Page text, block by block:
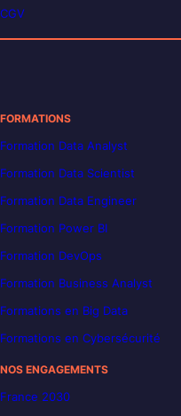
CGV
FORMATIONS
Formation Data Analyst
Formation Data Scientist
Formation Data Engineer
Formation Power BI
Formation DevOps
Formation Business Analyst
Formations en Big Data
Formations en Cybersécurité
NOS ENGAGEMENTS
France 2030